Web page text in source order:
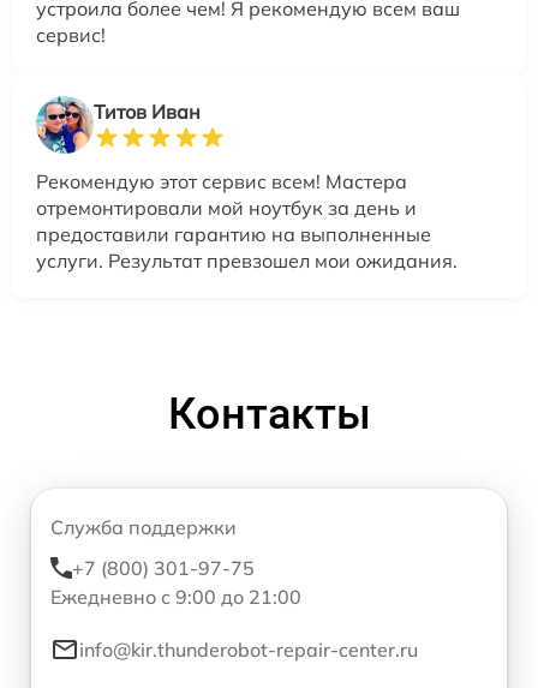
устроила более чем! Я рекомендую всем ваш
сервис!
Титов Иван
Рекомендую этот сервис всем! Мастера
отремонтировали мой ноутбук за день и
предоставили гарантию на выполненные
услуги. Результат превзошел мои ожидания.
Контакты
Служба поддержки
+7 (800) 301-97-75
Ежедневно с 9:00 до 21:00
info@kir.thunderobot-repair-center.ru